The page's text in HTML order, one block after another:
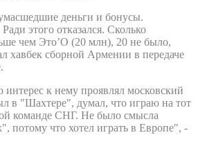
деньги и бонусы.
этого отказался. Сколько
чем Это’О (20 млн), 20 не было,
хавбек сборной Армении в передаче
к нему проявлял московский
в "Шахтере", думал, что играю на тот
команде СНГ. Не было смысла
потому что хотел играть в Европе", -